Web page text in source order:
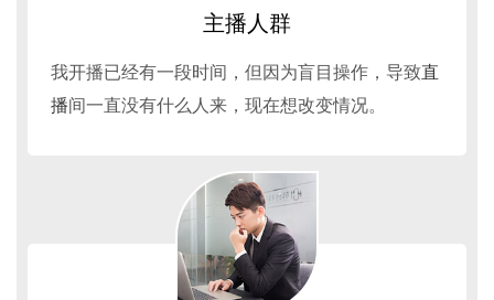
主播人群
我开播已经有一段时间，但因为盲目操作，导致直
播间一直没有什么人来，现在想改变情况。